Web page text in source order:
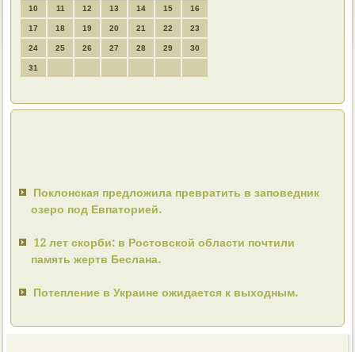
10 11 12 13 14 15 16
17 18 19 20 21 22 23
24 25 26 27 28 29 30
31
Поклонская предложила превратить в заповедник
озеро под Евпаторией.
12 лет скорби: в Ростовской области почтили
память жертв Беслана.
Потепление в Украине ожидается к выходным.